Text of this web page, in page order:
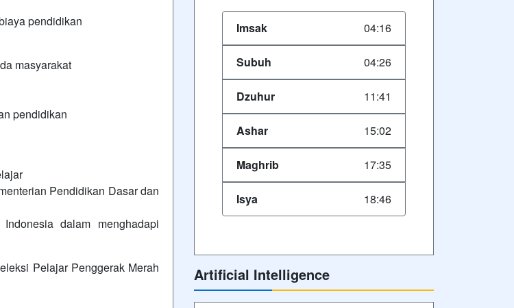
pendidikan
masyarakat
pendidikan
Pendidikan Dasar dan
dalam menghadapi
Pelajar Penggerak Merah
Imsak 04:16
Subuh 04:26
Dzuhur 11:41
Ashar 15:02
Maghrib 17:35
Isya 18:46
Artificial Intelligence